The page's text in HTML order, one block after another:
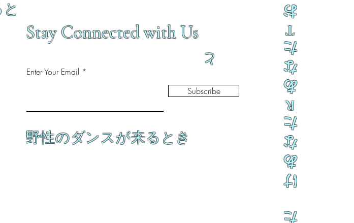
Stay Connected with Us
Enter Your Email
と
Subscribe
野性のダンスが来るとき
た
け
あ
な
た
R
あ
な
た
T
お